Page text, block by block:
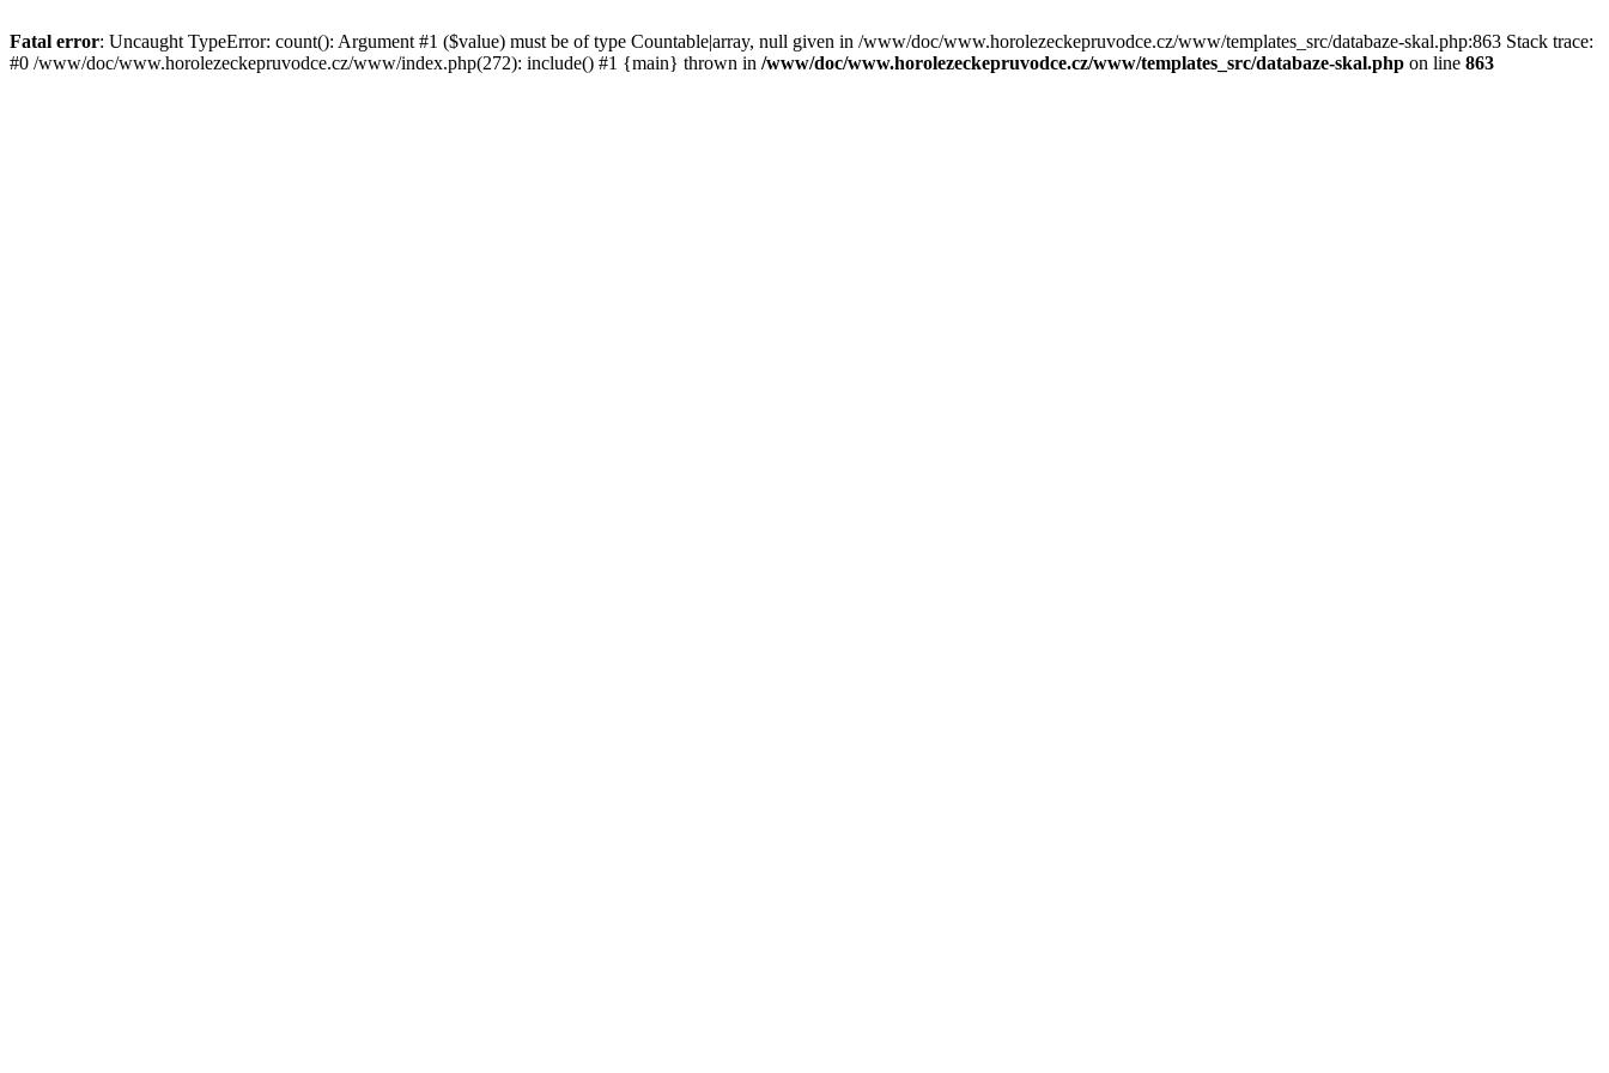
Fatal error: Uncaught TypeError: count(): Argument #1 ($value) must be of type Countable|array, null given in /www/doc/www.horolezeckepruvodce.cz/www/templates_src/databaze-skal.php:863 Stack trace:
#0 /www/doc/www.horolezeckepruvodce.cz/www/index.php(272): include() #1 {main} thrown in /www/doc/www.horolezeckepruvodce.cz/www/templates_src/databaze-skal.php on line 863